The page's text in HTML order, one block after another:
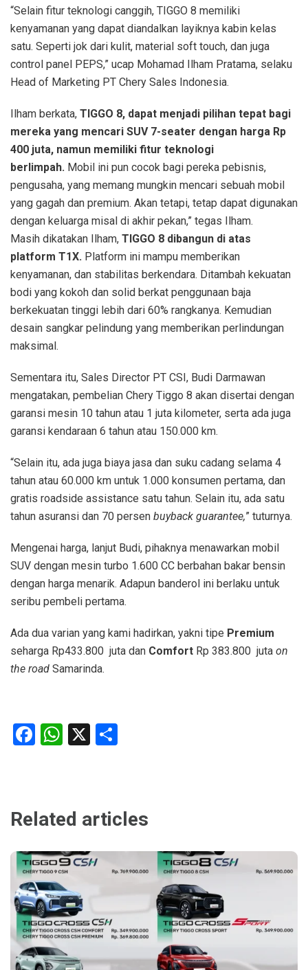
“Selain fitur teknologi canggih, TIGGO 8 memiliki
kenyamanan yang dapat diandalkan layiknya kabin kelas
satu. Seperti jok dari kulit, material soft touch, dan juga
control panel PEPS,” ucap Mohamad Ilham Pratama, selaku
Head of Marketing PT Chery Sales Indonesia.
Ilham berkata, TIGGO 8, dapat menjadi pilihan tepat bagi
mereka yang mencari SUV 7-seater dengan harga Rp
400 juta, namun memiliki fitur teknologi
berlimpah. Mobil ini pun cocok bagi pereka pebisnis,
pengusaha, yang memang mungkin mencari sebuah mobil
yang gagah dan premium. Akan tetapi, tetap dapat digunakan
dengan keluarga misal di akhir pekan,” tegas Ilham.
Masih dikatakan Ilham, TIGGO 8 dibangun di atas
platform T1X. Platform ini mampu memberikan
kenyamanan, dan stabilitas berkendara. Ditambah kekuatan
bodi yang kokoh dan solid berkat penggunaan baja
berkekuatan tinggi lebih dari 60% rangkanya. Kemudian
desain sangkar pelindung yang memberikan perlindungan
maksimal.
Sementara itu, Sales Director PT CSI, Budi Darmawan
mengatakan, pembelian Chery Tiggo 8 akan disertai dengan
garansi mesin 10 tahun atau 1 juta kilometer, serta ada juga
garansi kendaraan 6 tahun atau 150.000 km.
“Selain itu, ada juga biaya jasa dan suku cadang selama 4
tahun atau 60.000 km untuk 1.000 konsumen pertama, dan
gratis roadside assistance satu tahun. Selain itu, ada satu
tahun asuransi dan 70 persen buyback guarantee,” tuturnya.
Mengenai harga, lanjut Budi, pihaknya menawarkan mobil
SUV dengan mesin turbo 1.600 CC berbahan bakar bensin
dengan harga menarik. Adapun banderol ini berlaku untuk
seribu pembeli pertama.
Ada dua varian yang kami hadirkan, yakni tipe Premium
seharga Rp433.800 juta dan Comfort Rp 383.800 juta on
the road Samarinda.
Facebook
WhatsApp
X
Related articles